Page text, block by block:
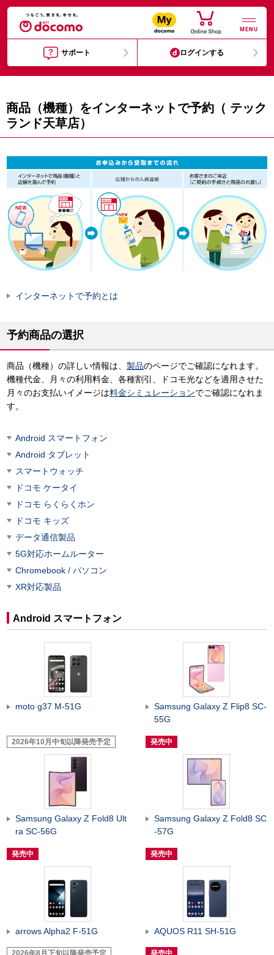
MENU
サポート ログインする
商品（機種）をインターネットで予約（ テック
ランド天草店）
インターネットで予約とは
予約商品の選択
商品（機種）の詳しい情報は、 製品のページでご確認になれます。
機種代金、月々の利用料金、各種割引、ドコモ光などを適用させた
月々のお支払いイメージは料金シミュレーションでご確認になれま
す。
Android スマートフォン
Android タブレット
スマートウォッチ
ドコモ ケータイ
ドコモ らくらくホン
ドコモ キッズ
データ通信製品
5G対応ホームルーター
Chromebook / パソコン
XR対応製品
Android スマートフォン
moto g37 M-51G
2026年10月中旬以降発売予定
Samsung Galaxy Z Flip8 SC-
55G
発売中
Samsung Galaxy Z Fold8 Ult
ra SC-56G
発売中
Samsung Galaxy Z Fold8 SC
-57G
発売中
arrows Alpha2 F-51G
2026年8月下旬以降発売予定
AQUOS R11 SH-51G
発売中